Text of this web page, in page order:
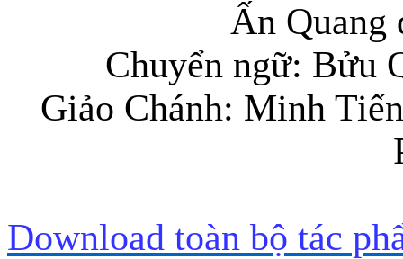
Ấn Quang
Chuyển ngữ: Bửu
Giảo Chánh: Minh
Download toàn bộ tác